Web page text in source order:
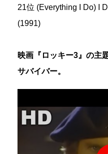
21位 (Everything I Do) I
(1991)
映画『ロッキー3』の主
サバイバー。